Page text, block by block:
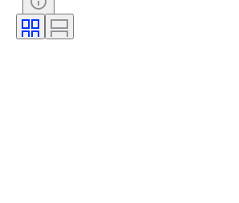
Certificação
Assinatura